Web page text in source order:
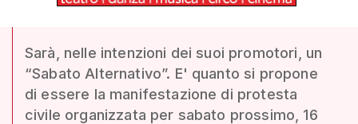
Sarà, nelle intenzioni dei suoi promotori, un
“Sabato Alternativo”. E' quanto si propone
di essere la manifestazione di protesta
civile organizzata per sabato prossimo, 16